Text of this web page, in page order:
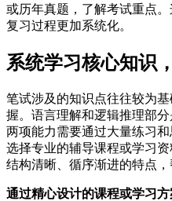
或历年真题，了解考试重点
复习过程更加系统化。
系统学习核心知识
笔试涉及的知识点往往较为
握。语言理解和逻辑推理部
两项能力需要通过大量练习
选择专业的辅导课程或学习
结构清晰、循序渐进的特点
通过精心设计的课程或学习